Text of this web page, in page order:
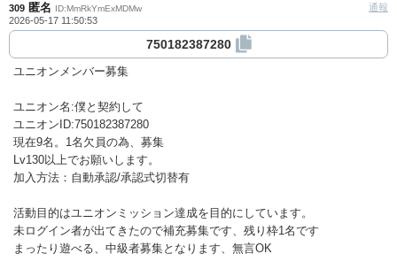
309 匿名 ID:MmRkYmExMDMw
2026-05-17 11:50:53
通報
750182387280
ユニオンメンバー募集
ユニオン名:僕と契約して
ユニオンID:750182387280
現在9名。1名欠員の為、募集
Lv130以上でお願いします。
加入方法：自動承認/承認式切替有
活動目的はユニオンミッション達成を目的にしています。
未ログイン者が出てきたので補充募集です、残り枠1名です
まったり遊べる、中級者募集となります、無言OK